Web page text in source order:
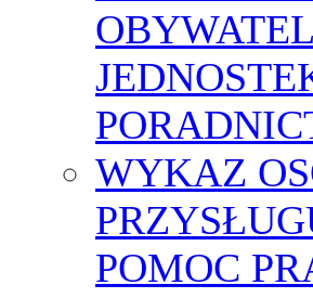
WYKAZ
POMOC